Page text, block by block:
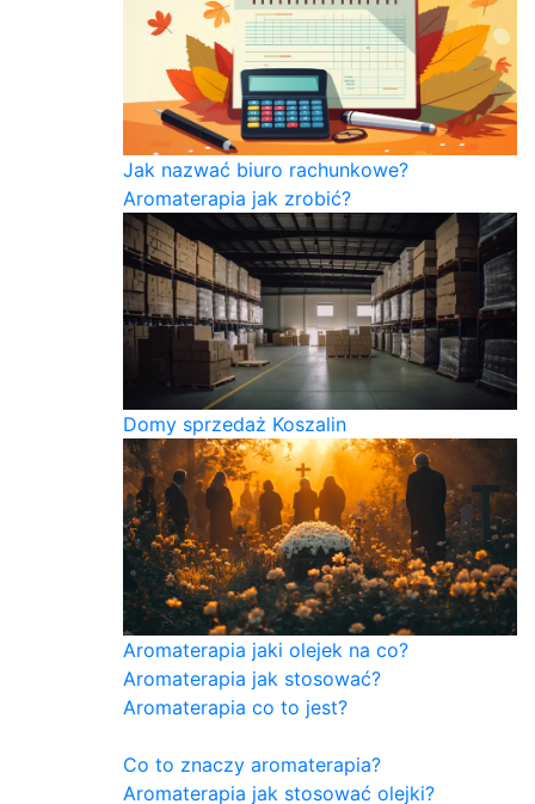
Jak nazwać biuro rachunkowe?
Aromaterapia jak zrobić?
Domy sprzedaż Koszalin
Aromaterapia jaki olejek na co?
Aromaterapia jak stosować?
Aromaterapia co to jest?
Co to znaczy aromaterapia?
Aromaterapia jak stosować olejki?